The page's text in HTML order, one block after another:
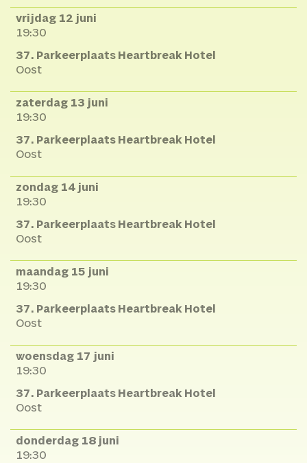
Buijsman Stichting, Lira
vrijdag 12 juni
19:30
37. Parkeerplaats Heartbreak Hotel
Oost
zaterdag 13 juni
19:30
37. Parkeerplaats Heartbreak Hotel
Oost
zondag 14 juni
19:30
37. Parkeerplaats Heartbreak Hotel
Oost
maandag 15 juni
19:30
37. Parkeerplaats Heartbreak Hotel
Oost
woensdag 17 juni
19:30
37. Parkeerplaats Heartbreak Hotel
Oost
donderdag 18 juni
19:30